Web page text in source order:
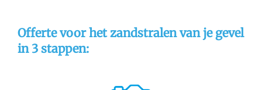
Offerte voor het zandstralen van je gevel
in 3 stappen: